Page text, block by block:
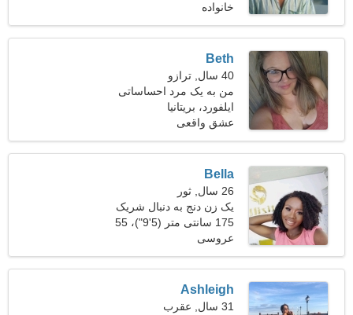
خانواده
Beth
40 سال, ترازو
من به یک مرد احساساتی
برای تفریح نیاز دارم
ایلفورد، بریتانیا
عشق واقعی
Bella
26 سال, ثور
یک زن دنج به دنبال شریک
زندگی است
175 سانتی متر (5'9")، 55
کیلوگرم (121 پوند)
عروسی
Ashleigh
31 سال, عقرب